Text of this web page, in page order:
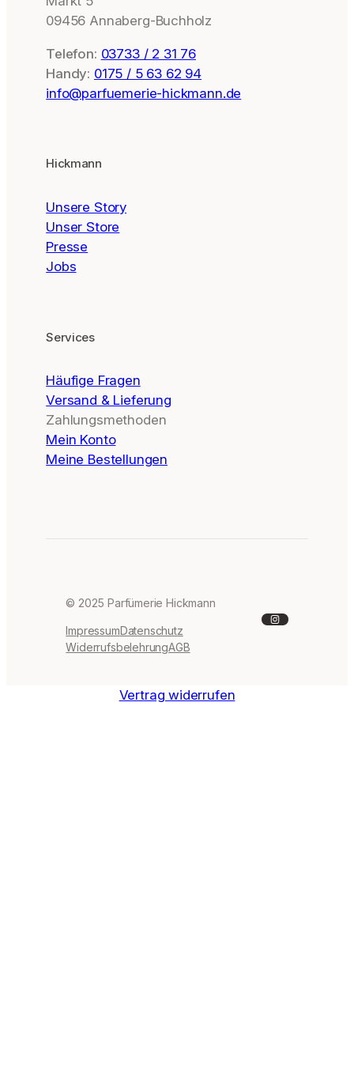
09456 Annaberg-Buchholz
Telefon: 03733 / 2 31 76
Handy: 0175 / 5 63 62 94
info@parfuemerie-hickmann.de
Hickmann
Unsere Story
Unser Store
Presse
Jobs
Services
Häufige Fragen
Versand & Lieferung
Zahlungsmethoden
Mein Konto
Meine Bestellungen
© 2025 Parfümerie Hickmann
ImpressumDatenschutz
WiderrufsbelehrungAGB
Instagram
Vertrag widerrufen